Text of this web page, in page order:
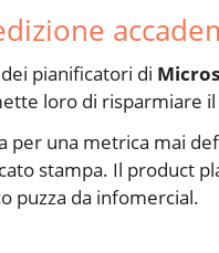
pianificatori di
loro di risparmiare il
per una metrica mai
stampa. Il product
puzza da infomercial.